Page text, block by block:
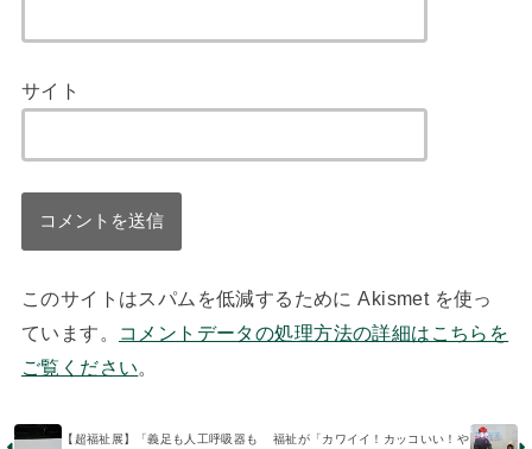
サイト
このサイトはスパムを低減するために Akismet を使っ
ています。
コメントデータの処理方法の詳細はこちらを
ご覧ください。
【超福祉展】「義足も人工呼吸器も
福祉が「カワイイ！カッコいい！や